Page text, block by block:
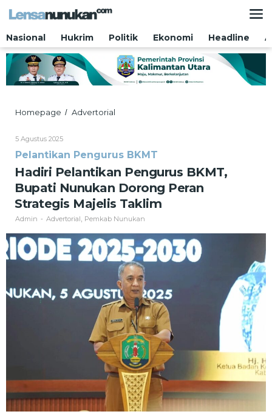
Nasional
Hukrim Politik Ekonomi Headline
Homepage / Advertorial
Bupati
Dorong
Peran
Strategis
Majelis
Taklim
5 Agustus 2025Oleh
Pelantikan Pengurus BKMT
Hadiri Pelantikan Pengurus BKMT,
Bupati Nunukan Dorong Peran
Strategis Majelis Taklim
Admin - Advertorial Pemkab Nunukan